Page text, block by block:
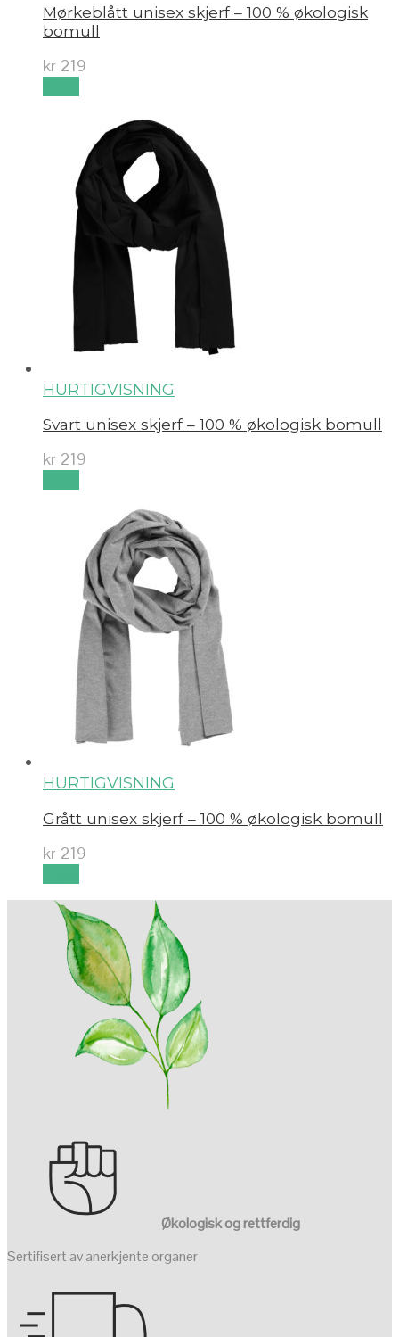
Mørkeblått unisex skjerf – 100 % økologisk
bomull
kr 219
HURTIGVISNING
Svart unisex skjerf – 100 % økologisk bomull
kr 219
HURTIGVISNING
Grått unisex skjerf – 100 % økologisk bomull
kr 219
Økologisk og rettferdig
Sertifisert av anerkjente organer